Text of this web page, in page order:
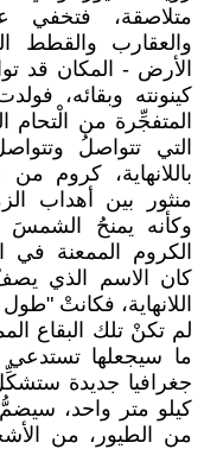
متلاصقة، فتخفي
والعقارب والقطط
الأرض - المكان قد
كينونته وبقائه،
المتفجِّرة من
التي تتواصلُ
باللانهاية، كروم
منثور بين أهداب
وكأنه يمنحُ الشمسَ
الكروم الممعنة في
كان الاسم الذي
اللانهاية، فكانتْ
لم تكنْ تلك البقاع
ما سيجعلها تستدعي
جغرافيا جديدة
كيلو متر واحد،
من الطيور، من